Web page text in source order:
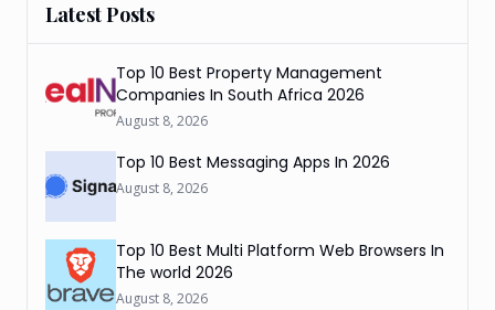
Latest Posts
Top 10 Best Property Management
Companies In South Africa 2026
August 8, 2026
Top 10 Best Messaging Apps In 2026
August 8, 2026
Top 10 Best Multi Platform Web Browsers In
The world 2026
August 8, 2026